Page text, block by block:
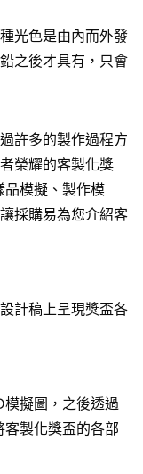
光色是由內而外發
之後才具有，只會
許多的製作過程方
榮耀的客製化獎
模擬、製作模
採購易為您介紹客
計稿上呈現獎盃各
擬圖，之後透過
製化獎盃的各部